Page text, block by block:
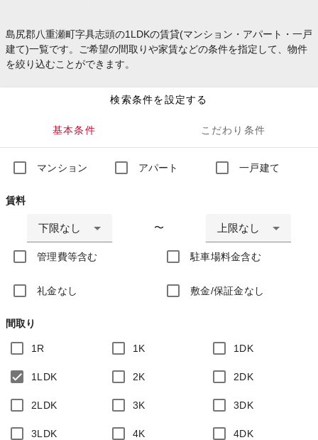
島尻郡八重瀬町字具志頭の1LDKの賃貸(マンション・アパート・一戸
建て)一覧です。ご希望の間取りや家賃などの条件を指定して、物件
を絞り込むことができます。
検索条件を設定する
基本条件 こだわり条件
マンション アパート 一戸建て
賃料
下限なし 〜 上限なし
管理費等含む 駐車場料金含む
礼金なし 敷金/保証金なし
間取り
1R 1K 1DK
1LDK 2K 2DK
2LDK 3K 3DK
3LDK 4K 4DK